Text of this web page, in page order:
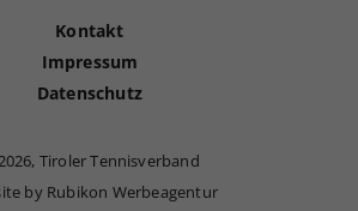
Kontakt
Impressum
Datenschutz
Tiroler Tennisverband
by Rubikon Werbeagentur